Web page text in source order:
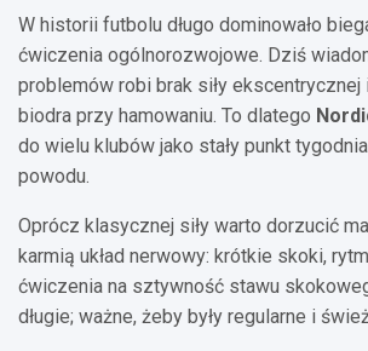
W historii futbolu długo dominowało
ćwiczenia ogólnorozwojowe. Dziś
problemów robi brak siły ekscentrycznej
biodra przy hamowaniu. To dlatego
do wielu klubów jako stały punkt
powodu.
Oprócz klasycznej siły warto dorzucić
karmią układ nerwowy: krótkie skoki,
ćwiczenia na sztywność stawu
długie; ważne, żeby były regularne i